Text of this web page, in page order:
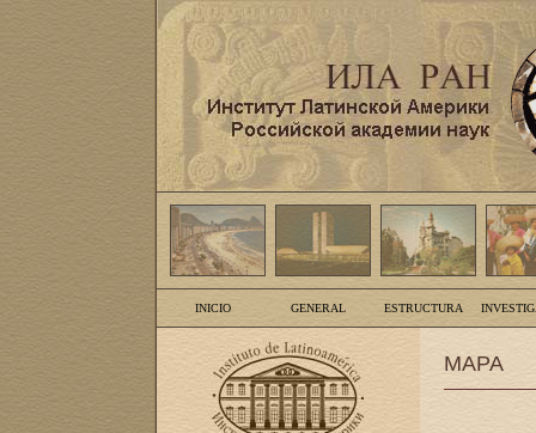
INICIO GENERAL ESTRUCTURA
MAPA